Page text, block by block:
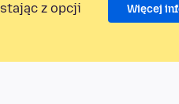
z opcji
Więcej